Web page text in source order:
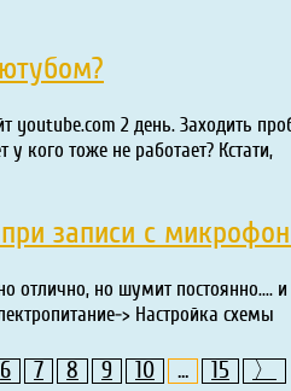
youtube.com 2 день. Заходить
кого тоже не работает? Кстати,
записи с
отлично, но шумит постоянно....
> Настройка схемы
6 7 8 9 10 ... 15 〉